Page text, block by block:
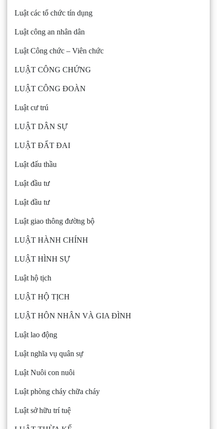
Luật các tổ chức tín dụng
Luật công an nhân dân
Luật Công chức – Viên chức
LUẬT CÔNG CHỨNG
LUẬT CÔNG ĐOÀN
Luật cư trú
LUẬT DÂN SỰ
LUẬT ĐẤT ĐAI
Luật đấu thầu
Luật đầu tư
Luật đầu tư
Luật giao thông đường bộ
LUẬT HÀNH CHÍNH
LUẬT HÌNH SỰ
Luật hộ tịch
LUẬT HỘ TỊCH
LUẬT HÔN NHÂN VÀ GIA ĐÌNH
Luật lao động
Luật nghĩa vụ quân sự
Luật Nuôi con nuôi
Luật phòng cháy chữa cháy
Luật sở hữu trí tuệ